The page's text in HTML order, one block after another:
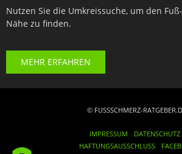
Nutzen Sie die Umkreissuche, um den
Nähe zu finden.
MEHR ERFAHREN
© FUSSSCHMERZ-
IMPRESSUM
DATENSCHUTZ
HAFTUNGSAUSSCHLUSS